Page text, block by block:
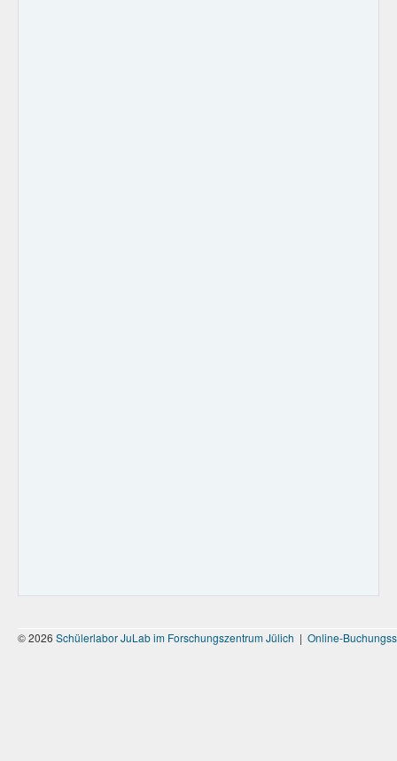
© 2026 Schülerlabor JuLab im Forschungszentrum Jülich | Online-